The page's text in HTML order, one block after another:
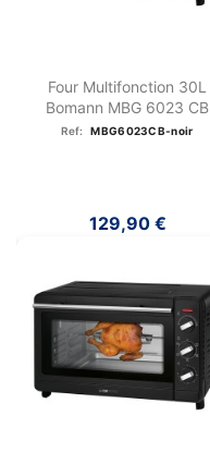
Four Multifonction 30L
Bomann MBG 6023 CB
Noir
Ref: MBG6023CB-noir
129,90 €